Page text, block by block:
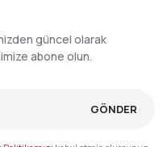
güncel olarak
abone olun.
GÖNDER